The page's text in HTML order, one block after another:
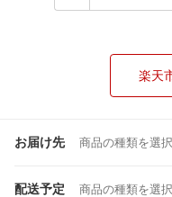
楽天
お届け先 商品の種類を選
配送予定 商品の種類を選